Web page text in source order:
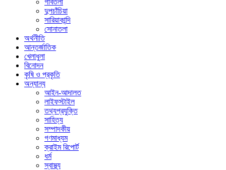
গাবতলী
দুপচাঁচিয়া
সারিয়াকান্দি
সোনাতলা
অর্থনীতি
আন্তর্জাতিক
খেলাধুলা
বিনোদন
কৃষি ও প্রকৃতি
অন্যান্য
আইন-আদালত
লাইফস্টাইল
তথ্যপ্রযুক্তি
সাহিত্য
সম্পাদকীয়
গণমাধ্যম
ক্রাইম রিপোর্ট
ধর্ম
স্বাস্থ্য